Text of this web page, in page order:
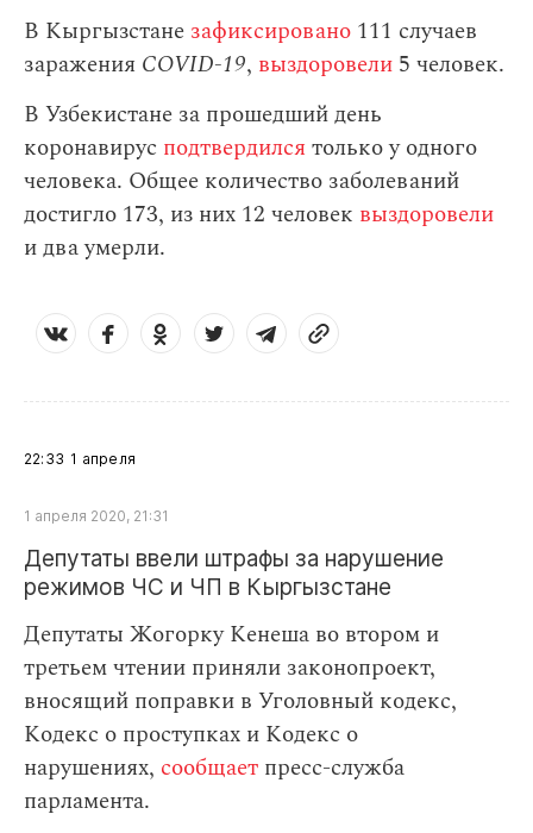
В Кыргызстане зафиксировано 111 случаев
заражения СOVID-19, выздоровели 5 человек.
В Узбекистане за прошедший день
коронавирус подтвердился только у одного
человека. Общее количество заболеваний
достигло 173, из них 12 человек выздоровели
и два умерли.
22:33 1 апреля
1 апреля 2020, 21:31
Депутаты ввели штрафы за нарушение
режимов ЧС и ЧП в Кыргызстане
Депутаты Жогорку Кенеша во втором и
третьем чтении приняли законопроект,
вносящий поправки в Уголовный кодекс,
Кодекс о проступках и Кодекс о
нарушениях, сообщает пресс-служба
парламента.